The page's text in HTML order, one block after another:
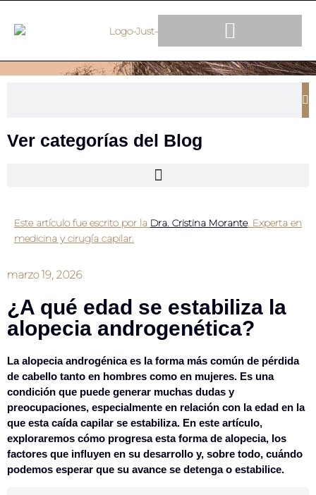
Ver categorías del Blog
Este artículo fue escrito por la Dra. Cristina Morante. Experta en
medicina y cirugía capilar.
marzo 19, 2026
¿A qué edad se estabiliza la
alopecia androgenética?
La alopecia androgénica es la forma más común de pérdida
de cabello tanto en hombres como en mujeres. Es una
condición que puede generar muchas dudas y
preocupaciones, especialmente en relación con la edad en la
que esta caída capilar se estabiliza. En este artículo,
exploraremos cómo progresa esta forma de alopecia, los
factores que influyen en su desarrollo y, sobre todo, cuándo
podemos esperar que su avance se detenga o estabilice.